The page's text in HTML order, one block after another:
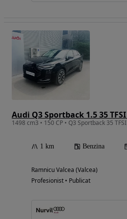
1498 cm3 • 150 CP • Q3 Sportback 35 TFSI
1 km Benzina
Ramnicu Valcea (Valcea)
Profesionist • Publicat